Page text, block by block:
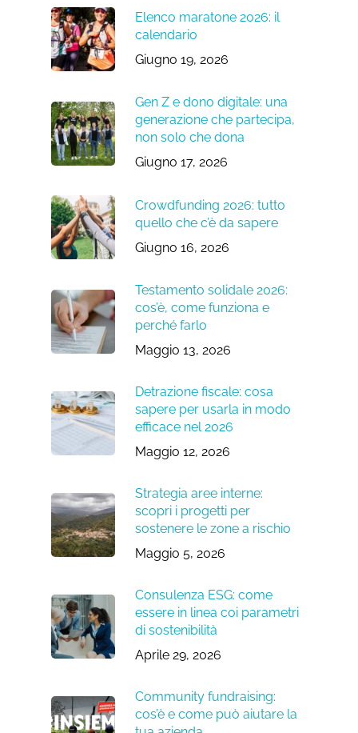
Elenco maratone 2026: il
calendario
Giugno 19, 2026
Gen Z e dono digitale: una
generazione che partecipa,
non solo che dona
Giugno 17, 2026
Crowdfunding 2026: tutto
quello che c’è da sapere
Giugno 16, 2026
Testamento solidale 2026:
cos’è, come funziona e
perché farlo
Maggio 13, 2026
Detrazione fiscale: cosa
sapere per usarla in modo
efficace nel 2026
Maggio 12, 2026
Strategia aree interne:
scopri i progetti per
sostenere le zone a rischio
Maggio 5, 2026
Consulenza ESG: come
essere in linea coi parametri
di sostenibilità
Aprile 29, 2026
Community fundraising:
cos’è e come può aiutare la